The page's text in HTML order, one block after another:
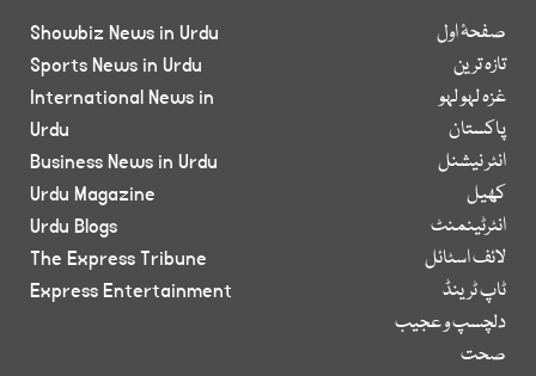
صفحۂ اول
تازہ ترین
غزہ لہو لہو
پاکستان
انٹر نیشنل
کھیل
انٹرٹینمنٹ
لائف اسٹائل
ٹاپ ٹرینڈ
دلچسپ و عجیب
صحت
Showbiz News in Urdu
Sports News in Urdu
International News in
Urdu
Business News in Urdu
Urdu Magazine
Urdu Blogs
The Express Tribune
Express Entertainment